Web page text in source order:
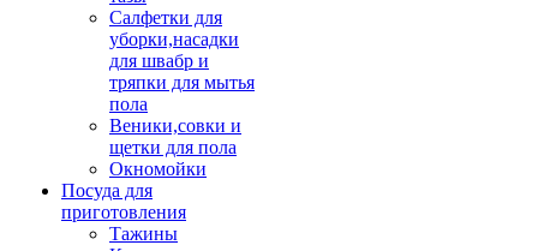
Салфетки для
уборки,насадки
для швабр и
тряпки для мытья
пола
Веники,совки и
щетки для пола
Окномойки
Посуда для
приготовления
Тажины